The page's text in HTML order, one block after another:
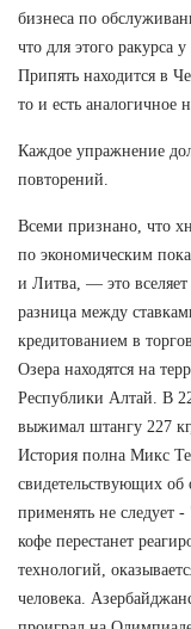
бизнеса по
что для этого ракурса
Припять находится в
то и есть аналогичное
Каждое упражнение
повторений.
Всеми признано, что
по экономическим
и Литва, — это
разница между
кредитованием в
Озера находятся на
Республики Алтай. В
выжимал штангу 227
История полна Микс
свидетельствующих об
применять не следует
кофе перестанет
технологий,
человека.